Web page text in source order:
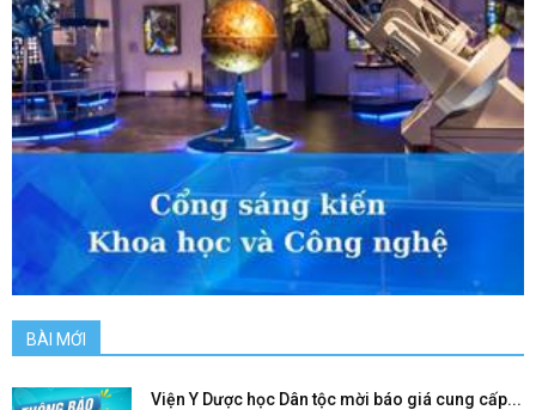
BÀI MỚI
Viện Y Dược học Dân tộc mời báo giá cung cấp...